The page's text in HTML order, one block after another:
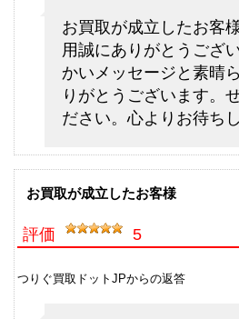
釣具買取クーポンg-
turi20260606（2026/06/30
シマノ 電動リール 24 ビー
スター MD 12000 未使用
釣具買取クーポン g-
turi20260607（2026/06/30
シマノ 電動リール 26 ビース
スター 1000 未使用
釣具買取クーポン
turi20260608（2026/06/30
スター MD 3000 未使用
お買取が成立したお客
用誠にありがとうござ
かいメッセージと素晴
りがとうございます。
ださい。心よりお待ち
お買取が成立したお客様
評価 5
つりぐ買取ドットJPからの返答